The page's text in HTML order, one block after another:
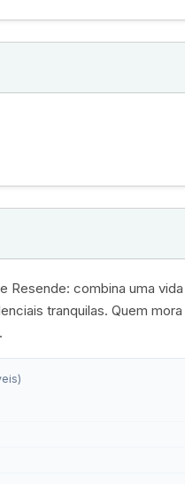
Resende: combina uma
tranquilas. Quem mora